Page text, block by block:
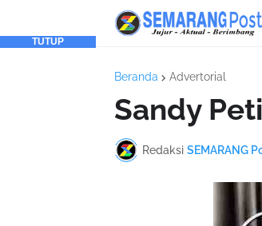
Beranda Advertorial
Sandy
Redaksi SEMARANG
TUTUP